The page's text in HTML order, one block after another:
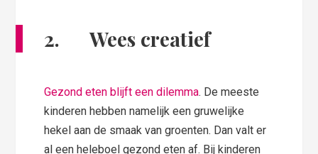
2. Wees creatief
Gezond eten blijft een dilemma. De meeste
kinderen hebben namelijk een gruwelijke
hekel aan de smaak van groenten. Dan valt er
al een heleboel gezond eten af. Bij kinderen